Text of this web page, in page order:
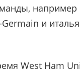
например
и
West Ham